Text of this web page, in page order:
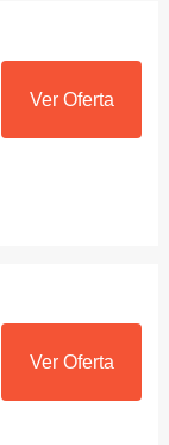
Ver Oferta
Ver Oferta